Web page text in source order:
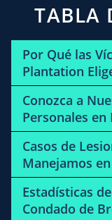
TABLA
Por Qué las
Plantation
Conozca a
Personales
Casos de
Manejamos
Estadísticas
Condado de